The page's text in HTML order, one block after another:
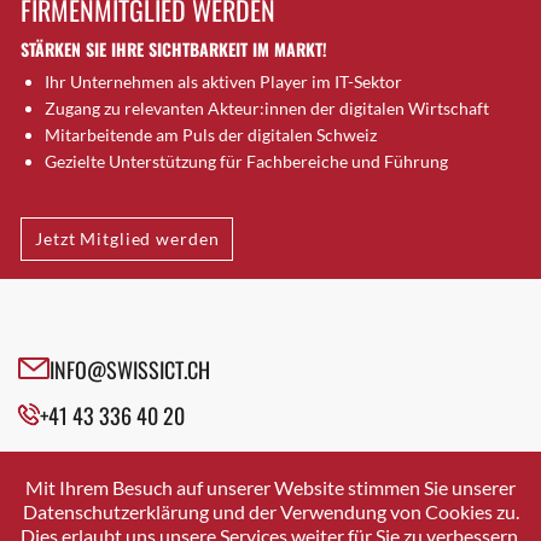
Brugg AG
Brütten
Bubendorf
Bubikon
Buchs (SG)
Bäretswil
Bülach
Cazis
Crissier
Davos Platz
Dierikon
Dietikon
FIRMENMITGLIED WERDEN
STÄRKEN SIE IHRE SICHTBARKEIT IM MARKT!
Ihr Unternehmen als aktiven Player im IT-Sektor
Zugang zu relevanten Akteur:innen der digitalen Wirtschaft
Mitarbeitende am Puls der digitalen Schweiz
Gezielte Unterstützung für Fachbereiche und Führung
Jetzt Mitglied werden
INFO@SWISSICT.CH
+41 43 336 40 20
SWISSICT
VULKANSTRASSE 120
8048 ZURICH
Mit Ihrem Besuch auf unserer Website stimmen Sie unserer
Datenschutzerklärung und der Verwendung von Cookies zu.
Dies erlaubt uns unsere Services weiter für Sie zu verbessern.